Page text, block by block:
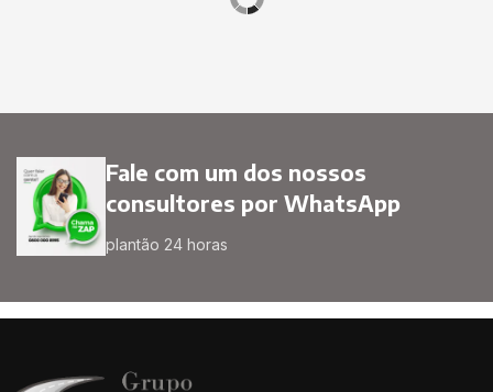
Fale com um dos nossos
consultores por WhatsApp
plantão 24 horas